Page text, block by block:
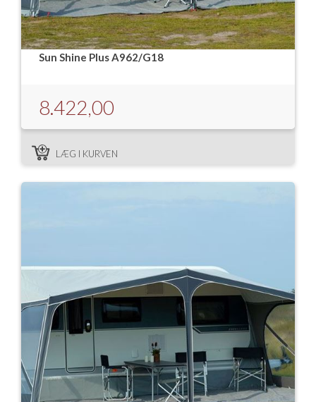
Sun Shine Plus A962/G18
8.422,00
LÆG I KURVEN